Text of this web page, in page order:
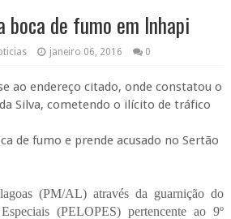
boca de fumo em Inhapi
janeiro 06, 2016 0
ao endereço citado, onde constatou o
Silva, cometendo o ilícito de tráfico
(PM/AL) através da guarnição do
(PELOPES) pertencente ao 9º